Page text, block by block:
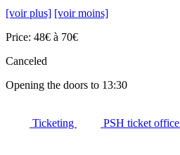
[voir plus] [voir moins]
Price: 48€ à 70€
Canceled
Opening the doors to 13:30
Ticketing PSH ticket office